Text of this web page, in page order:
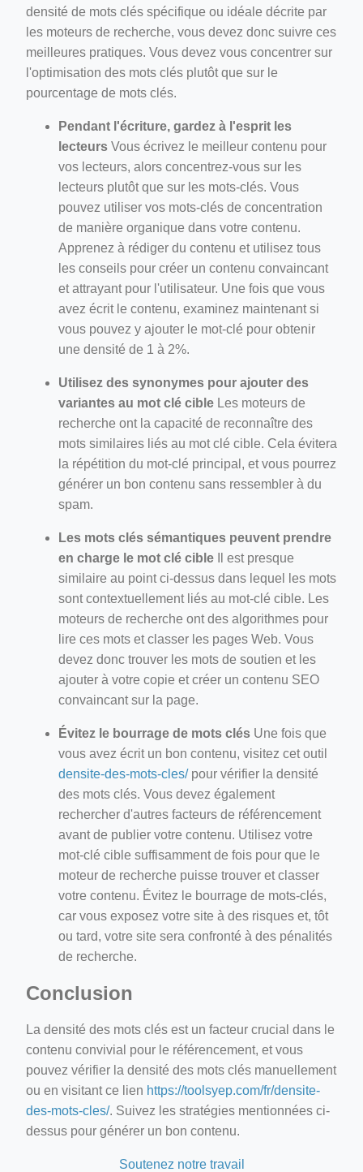
densité de mots clés spécifique ou idéale décrite par
les moteurs de recherche, vous devez donc suivre ces
meilleures pratiques. Vous devez vous concentrer sur
l'optimisation des mots clés plutôt que sur le
pourcentage de mots clés.
Pendant l'écriture, gardez à l'esprit les
lecteurs Vous écrivez le meilleur contenu pour
vos lecteurs, alors concentrez-vous sur les
lecteurs plutôt que sur les mots-clés. Vous
pouvez utiliser vos mots-clés de concentration
de manière organique dans votre contenu.
Apprenez à rédiger du contenu et utilisez tous
les conseils pour créer un contenu convaincant
et attrayant pour l'utilisateur. Une fois que vous
avez écrit le contenu, examinez maintenant si
vous pouvez y ajouter le mot-clé pour obtenir
une densité de 1 à 2%.
Utilisez des synonymes pour ajouter des
variantes au mot clé cible Les moteurs de
recherche ont la capacité de reconnaître des
mots similaires liés au mot clé cible. Cela évitera
la répétition du mot-clé principal, et vous pourrez
générer un bon contenu sans ressembler à du
spam.
Les mots clés sémantiques peuvent prendre
en charge le mot clé cible Il est presque
similaire au point ci-dessus dans lequel les mots
sont contextuellement liés au mot-clé cible. Les
moteurs de recherche ont des algorithmes pour
lire ces mots et classer les pages Web. Vous
devez donc trouver les mots de soutien et les
ajouter à votre copie et créer un contenu SEO
convaincant sur la page.
Évitez le bourrage de mots clés Une fois que
vous avez écrit un bon contenu, visitez cet outil
densite-des-mots-cles/pour vérifier la densité
des mots clés. Vous devez également
rechercher d'autres facteurs de référencement
avant de publier votre contenu. Utilisez votre
mot-clé cible suffisamment de fois pour que le
moteur de recherche puisse trouver et classer
votre contenu. Évitez le bourrage de mots-clés,
car vous exposez votre site à des risques et, tôt
ou tard, votre site sera confronté à des pénalités
de recherche.
Conclusion
La densité des mots clés est un facteur crucial dans le
contenu convivial pour le référencement, et vous
pouvez vérifier la densité des mots clés manuellement
ou en visitant ce lien https://toolsyep.com/fr/densite-
des-mots-cles/. Suivez les stratégies mentionnées ci-
dessus pour générer un bon contenu.
Soutenez notre travail